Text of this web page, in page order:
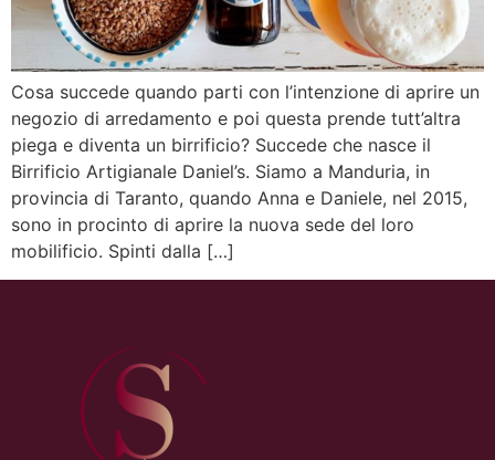
Cosa succede quando parti con l’intenzione di aprire un
negozio di arredamento e poi questa prende tutt’altra
piega e diventa un birrificio? Succede che nasce il
Birrificio Artigianale Daniel’s. Siamo a Manduria, in
provincia di Taranto, quando Anna e Daniele, nel 2015,
sono in procinto di aprire la nuova sede del loro
mobilificio. Spinti dalla […]